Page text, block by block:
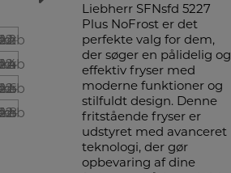
Liebherr SFNsfd 5227
Plus NoFrost er det
perfekte valg for dem,
der søger en pålidelig og
effektiv fryser med
moderne funktioner og
stilfuldt design. Denne
fritstående fryser er
udstyret med avanceret
teknologi, der gør
opbevaring af dine